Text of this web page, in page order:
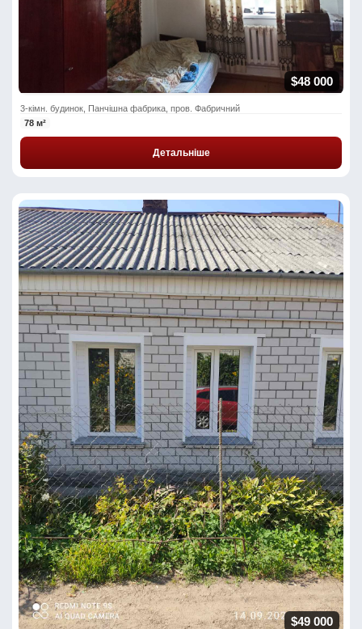
$48 000
3-кімн. будинок, Панчішна фабрика, пров. Фабричний
78 м²
Детальніше
$49 000